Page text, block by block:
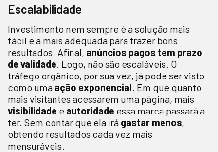
Escalabilidade
Investimento nem sempre é a solução mais
fácil e a mais adequada para trazer bons
resultados. Afinal, anúncios pagos tem prazo
de validade. Logo, não são escaláveis. O
tráfego orgânico, por sua vez, já pode ser visto
como uma ação exponencial. Em que quanto
mais visitantes acessarem uma página, mais
visibilidade e autoridade essa marca passará a
ter. Sem contar que ela irá gastar menos,
obtendo resultados cada vez mais
mensuráveis.